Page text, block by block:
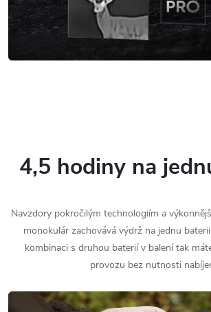
4,5 hodiny na
Navzdory pokročilým technologiím a
monokulár zachovává výdrž na jednu
kombinaci s druhou baterií v balení tak
provozu bez nutnosti